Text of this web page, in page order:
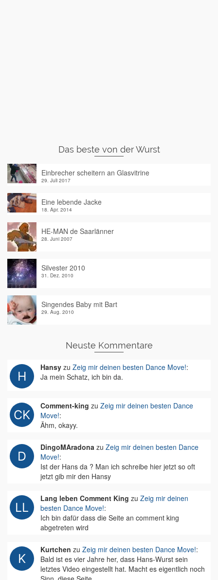
Das beste von der Wurst
Einbrecher scheitern an Glasvitrine
29. Juli 2017
Eine lebende Jacke
18. Apr. 2014
HE-MAN de Saarlänner
28. Juni 2007
Silvester 2010
31. Dez. 2010
Singendes Baby mit Bart
29. Aug. 2010
Neuste Kommentare
Hansy zu Zeig mir deinen besten Dance Move!:
Ja mein Schatz, ich bin da.
Comment-king zu Zeig mir deinen besten Dance
Move!:
Ähm, okayy.
DingoMAradona zu Zeig mir deinen besten Dance
Move!:
Ist der Hans da ? Man ich schreibe hier jetzt so oft
jetzt gib mir den Hansy
Lang leben Comment King zu Zeig mir deinen
besten Dance Move!:
Ich bin dafür dass die Seite an comment king
abgetreten wird
Kurtchen zu Zeig mir deinen besten Dance Move!:
Bald ist es vier Jahre her, dass Hans-Wurst sein
letztes Video eingestellt hat. Macht es eigentlich noch